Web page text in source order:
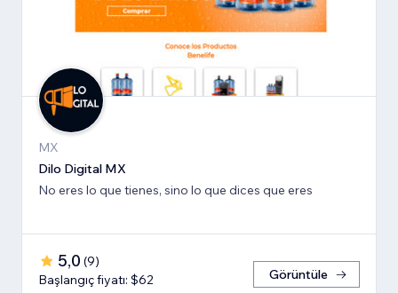
MX
Dilo Digital MX
No eres lo que tienes, sino lo que dices que eres
5,0 (9)
Başlangıç fiyatı: $62
Görüntüle